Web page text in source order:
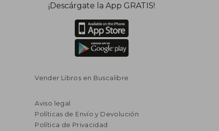
¡Descárgate la App GRATIS!
Vender Libros en Buscalibre
Aviso legal
Políticas de Envío y Devolución
Política de Privacidad